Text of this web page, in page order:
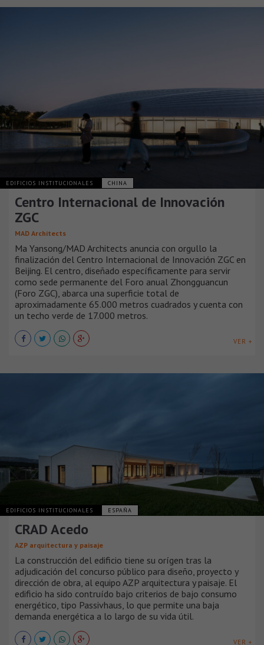
EDIFICIOS INSTITUCIONALES CHINA
Centro Internacional de Innovación
ZGC
MAD Architects
Ma Yansong/MAD Architects anuncia con orgullo la
finalización del Centro Internacional de Innovación ZGC en
Beijing. El centro, diseñado específicamente para servir
como sede permanente del Foro anual Zhongguancun
(Foro ZGC), abarca una superficie total de
aproximadamente 65.000 metros cuadrados y cuenta con
un techo verde de 17.000 metros.
VER +
EDIFICIOS INSTITUCIONALES ESPAÑA
CRAD Acedo
AZP arquitectura y paisaje
La construcción del edificio tiene su orígen tras la
adjudicación del concurso público para diseño, proyecto y
dirección de obra, al equipo AZP arquitectura y paisaje. El
edificio ha sido contruído bajo criterios de bajo consumo
energético, tipo Passivhaus, lo que permite una baja
demanda energética a lo largo de su vida útil.
VER +